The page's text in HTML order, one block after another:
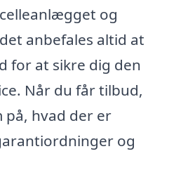
og
anbefales altid at
for at sikre dig den
Når du får tilbud,
hvad der er
og